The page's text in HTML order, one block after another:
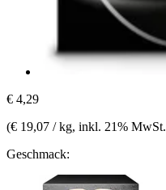
€ 4,29
(€ 19,07 / kg, inkl. 21% MwSt.
Geschmack: